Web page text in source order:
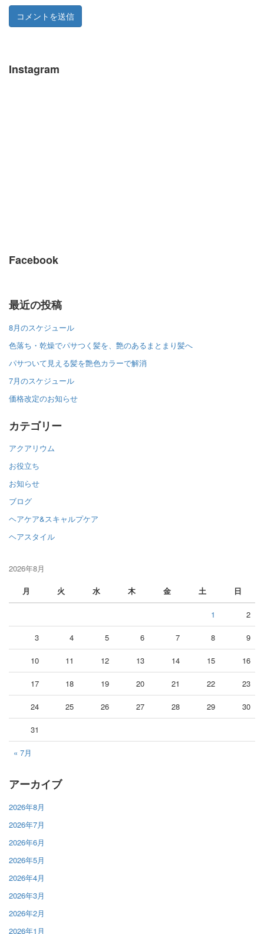
Instagram
Facebook
最近の投稿
8月のスケジュール
色落ち・乾燥でパサつく髪を、艶のあるまとまり髪へ
パサついて見える髪を艶色カラーで解消
7月のスケジュール
価格改定のお知らせ
カテゴリー
アクアリウム
お役立ち
お知らせ
ブログ
ヘアケア&スキャルプケア
ヘアスタイル
2026年8月
月
火 水 木 金 土 日
« 7月
1 2
3 4 5 6 7 8 9
10 11 12 13 14 15 16
17 18 19 20 21 22 23
24 25 26 27 28 29 30
31
アーカイブ
2026年8月
2026年7月
2026年6月
2026年5月
2026年4月
2026年3月
2026年2月
2026年1月